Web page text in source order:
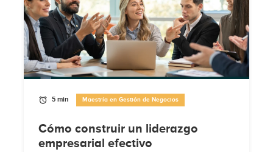
5 min Maestría en Gestión de Negocios
Cómo construir un liderazgo
empresarial efectivo